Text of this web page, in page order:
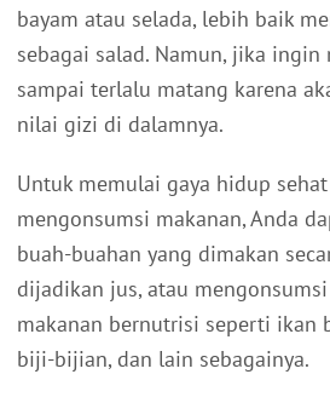
bayam atau selada, lebih baik
sebagai salad. Namun, jika ingin
sampai terlalu matang karena
nilai gizi di dalamnya.
Untuk memulai gaya hidup
mengonsumsi makanan, Anda
buah-buahan yang dimakan
dijadikan jus, atau
makanan bernutrisi seperti ikan
biji-bijian, dan lain sebagainya.